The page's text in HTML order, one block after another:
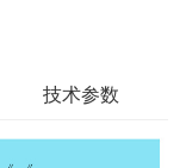
技术参数